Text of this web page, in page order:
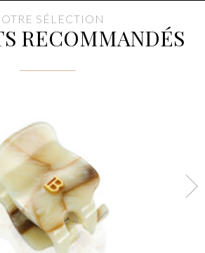
SÉLECTION
RECOMMANDÉS